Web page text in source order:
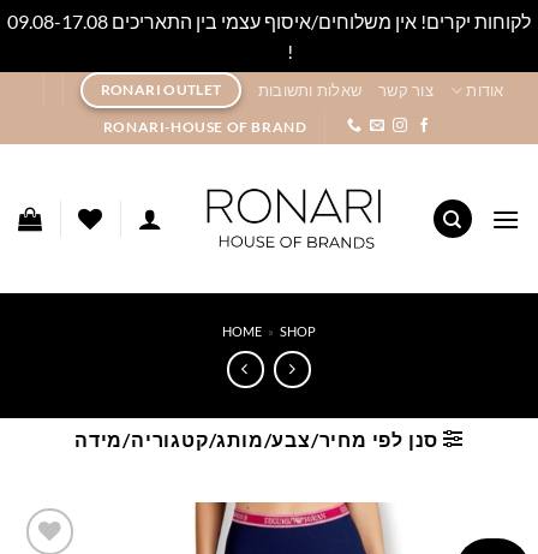
לקוחות יקרים! אין משלוחים/איסוף עצמי בין התאריכים 09.08-17.08
!
content
אודות צור קשר שאלות ותשובות RONARI OUTLET
RONARI-HOUSE OF BRAND
HOME » SHOP
סנן לפי מחיר/צבע/מותג/קטגוריה/מידה